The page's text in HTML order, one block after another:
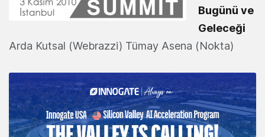
Bugünü ve
Geleceği
Arda Kutsal (Webrazzi) Tümay Asena (Nokta)